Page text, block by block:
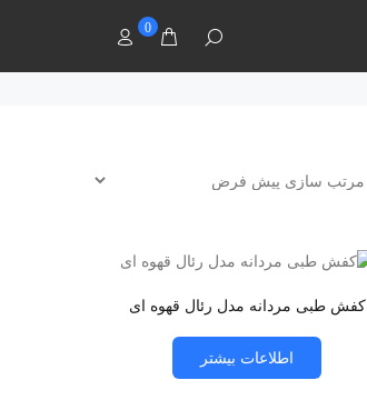
0
کفش طبی مردانه مدل رئال قهوه ای
اطلاعات بیشتر